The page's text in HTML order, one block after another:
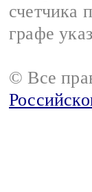
счетчика
графе
© Все